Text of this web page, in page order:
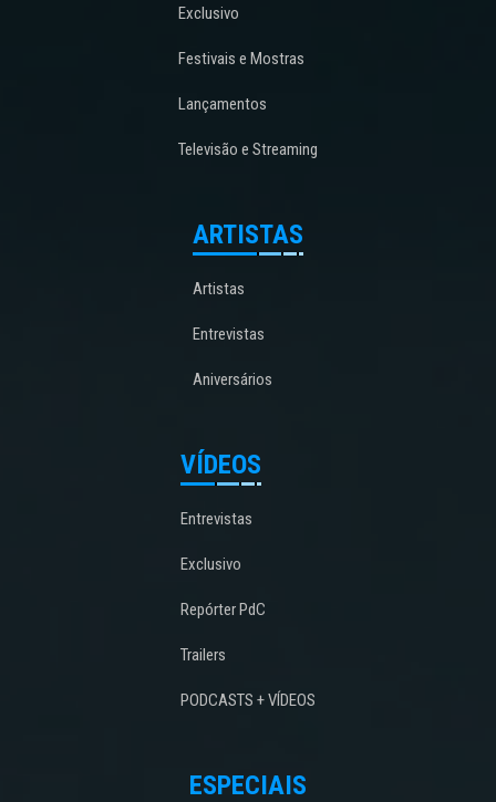
Exclusivo
Festivais e Mostras
Lançamentos
Televisão e Streaming
ARTISTAS
Artistas
Entrevistas
Aniversários
VÍDEOS
Entrevistas
Exclusivo
Repórter PdC
Trailers
PODCASTS + VÍDEOS
ESPECIAIS